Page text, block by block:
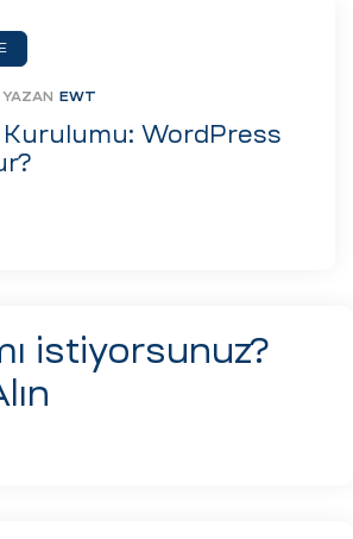
WordPress
YAZAN EWT
istiyorsunuz?